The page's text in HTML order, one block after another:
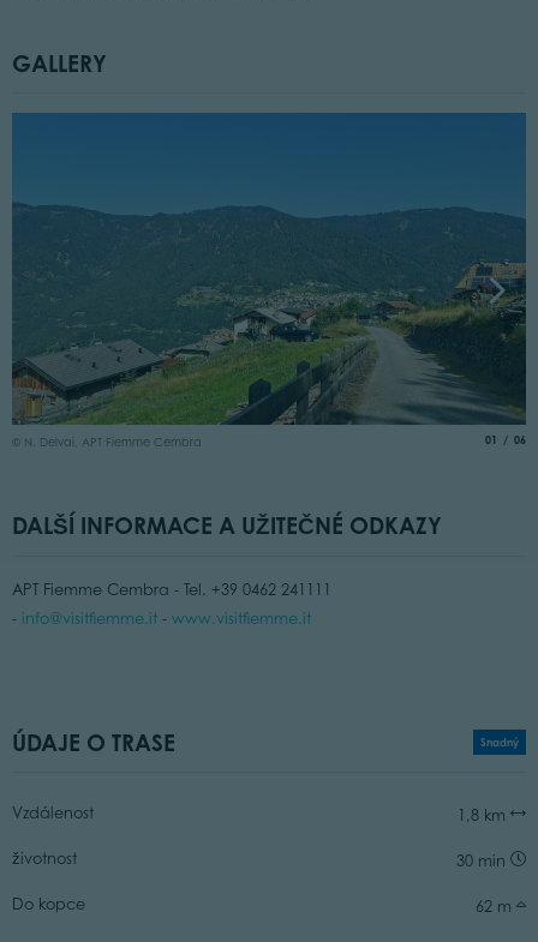
GALLERY
© N. Delvai, APT Fiemme Cembra 01 of
06
DALŠÍ INFORMACE A UŽITEČNÉ ODKAZY
APT Fiemme Cembra - Tel. +39 0462 241111
- info@visitfiemme.it- www.visitfiemme.it
ÚDAJE O TRASE Snadný
Vzdálenost 1,8 km
životnost 30 min
Do kopce 62 m